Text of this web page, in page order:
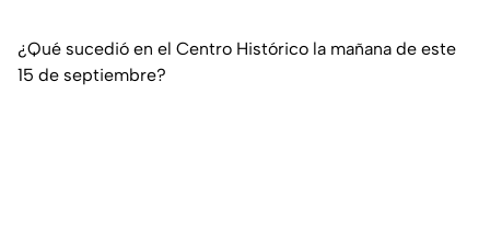
¿Qué sucedió en el Centro Histórico la mañana de este
15 de septiembre?